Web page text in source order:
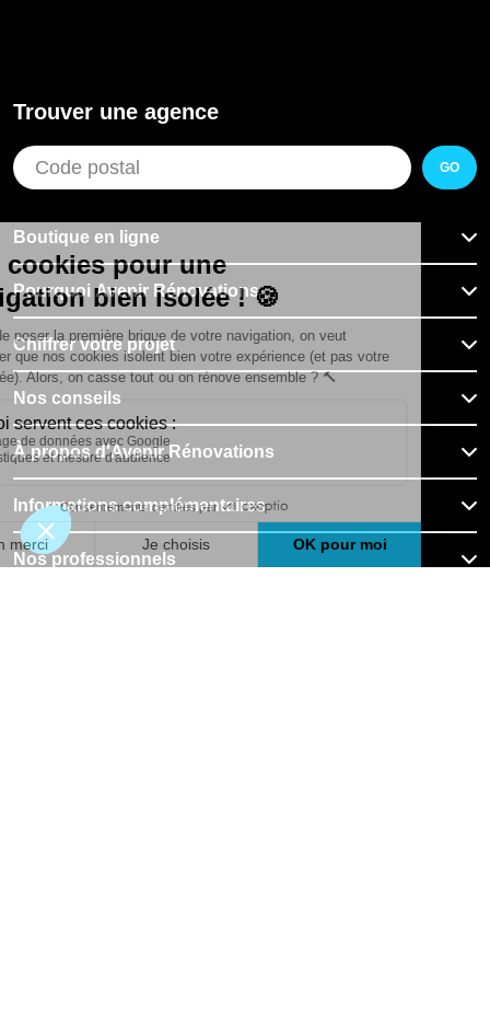
Trouver une agence
GO
Boutique en ligne
Pourquoi Avenir Rénovations
Chiffrer votre projet
Nos conseils
À propos d'Avenir Rénovations
Informations complémentaires
Nos professionnels